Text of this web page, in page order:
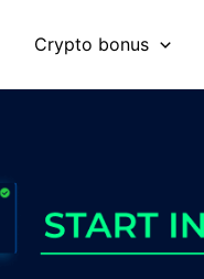
Crypto bonus